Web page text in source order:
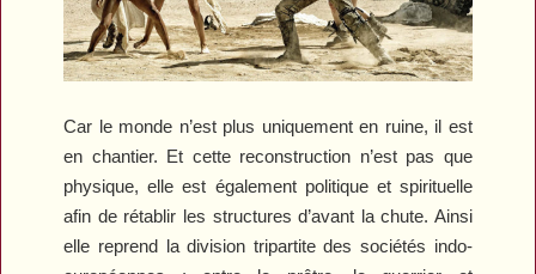
Car le monde n’est plus uniquement en ruine, il est
en chantier. Et cette reconstruction n’est pas que
physique, elle est également politique et spirituelle
afin de rétablir les structures d’avant la chute. Ainsi
elle reprend la division tripartite des sociétés indo-